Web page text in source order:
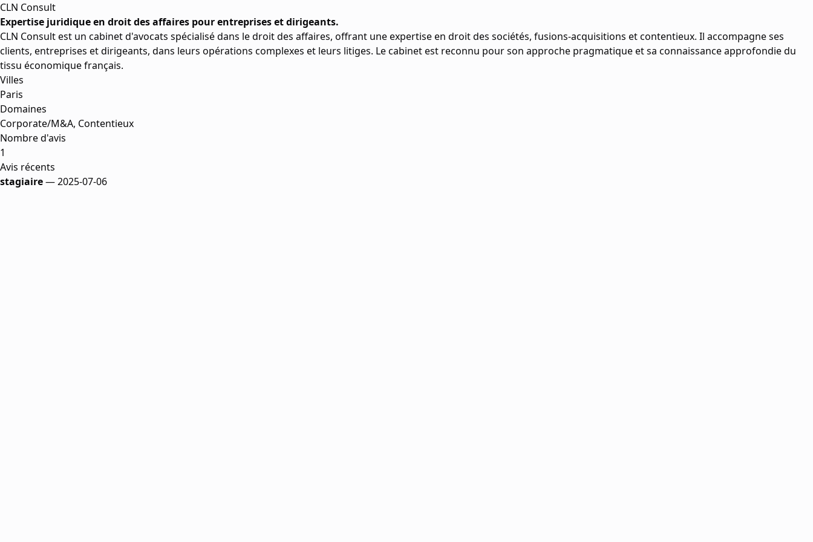
CLN Consult
Expertise juridique en droit des affaires pour entreprises et dirigeants.
CLN Consult est un cabinet d'avocats spécialisé dans le droit des affaires, offrant une expertise en droit des sociétés, fusions-acquisitions et contentieux. Il accompagne ses
clients, entreprises et dirigeants, dans leurs opérations complexes et leurs litiges. Le cabinet est reconnu pour son approche pragmatique et sa connaissance approfondie du
tissu économique français.
Villes
Paris
Domaines
Corporate/M&A, Contentieux
Nombre d'avis
1
Avis récents
stagiaire— 2025-07-06